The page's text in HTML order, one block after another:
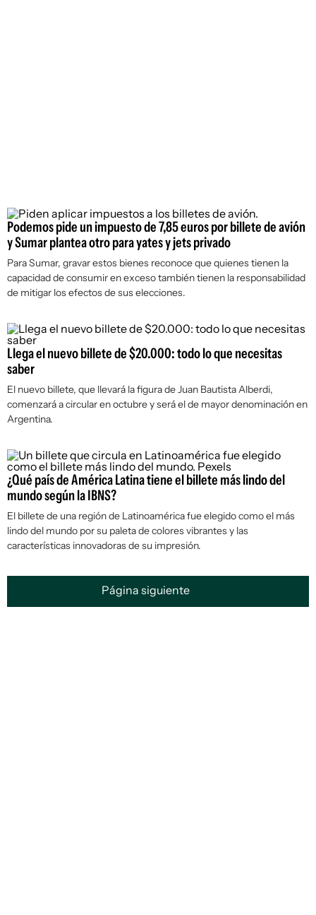
Podemos pide un impuesto de 7,85 euros por billete de avión
y Sumar plantea otro para yates y jets privado
Para Sumar, gravar estos bienes reconoce que quienes tienen la
capacidad de consumir en exceso también tienen la responsabilidad
de mitigar los efectos de sus elecciones.
Llega el nuevo billete de $20.000: todo lo que necesitas
saber
El nuevo billete, que llevará la figura de Juan Bautista Alberdi,
comenzará a circular en octubre y será el de mayor denominación en
Argentina.
¿Qué país de América Latina tiene el billete más lindo del
mundo según la IBNS?
El billete de una región de Latinoamérica fue elegido como el más
lindo del mundo por su paleta de colores vibrantes y las
características innovadoras de su impresión.
Página siguiente